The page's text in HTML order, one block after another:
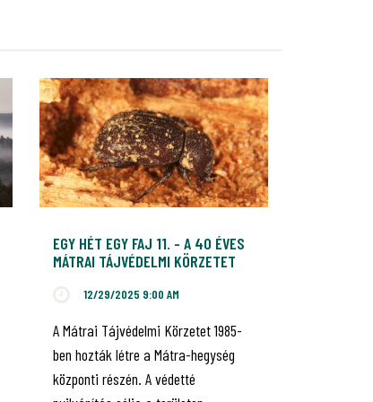
EGY HÉT EGY FAJ 11. - A 40 ÉVES
MÁTRAI TÁJVÉDELMI KÖRZETET
12/29/2025 9:00 AM
A Mátrai Tájvédelmi Körzetet 1985-
ben hozták létre a Mátra-hegység
központi részén. A védetté